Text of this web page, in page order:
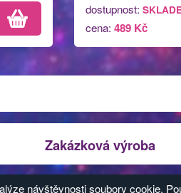
dostupnost:
cena: 489 Kč
Zakázková výroba
cookies
návštěvnosti soubory cookie.